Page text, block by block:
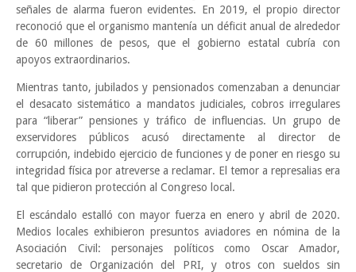
señales de alarma fueron evidentes. En 2019, el propio director
reconoció que el organismo mantenía un déficit anual de alrededor
de 60 millones de pesos, que el gobierno estatal cubría con
apoyos extraordinarios.
Mientras tanto, jubilados y pensionados comenzaban a denunciar
el desacato sistemático a mandatos judiciales, cobros irregulares
para “liberar” pensiones y tráfico de influencias. Un grupo de
exservidores públicos acusó directamente al director de
corrupción, indebido ejercicio de funciones y de poner en riesgo su
integridad física por atreverse a reclamar. El temor a represalias era
tal que pidieron protección al Congreso local.
El escándalo estalló con mayor fuerza en enero y abril de 2020.
Medios locales exhibieron presuntos aviadores en nómina de la
Asociación Civil: personajes políticos como Oscar Amador,
secretario de Organización del PRI, y otros con sueldos sin